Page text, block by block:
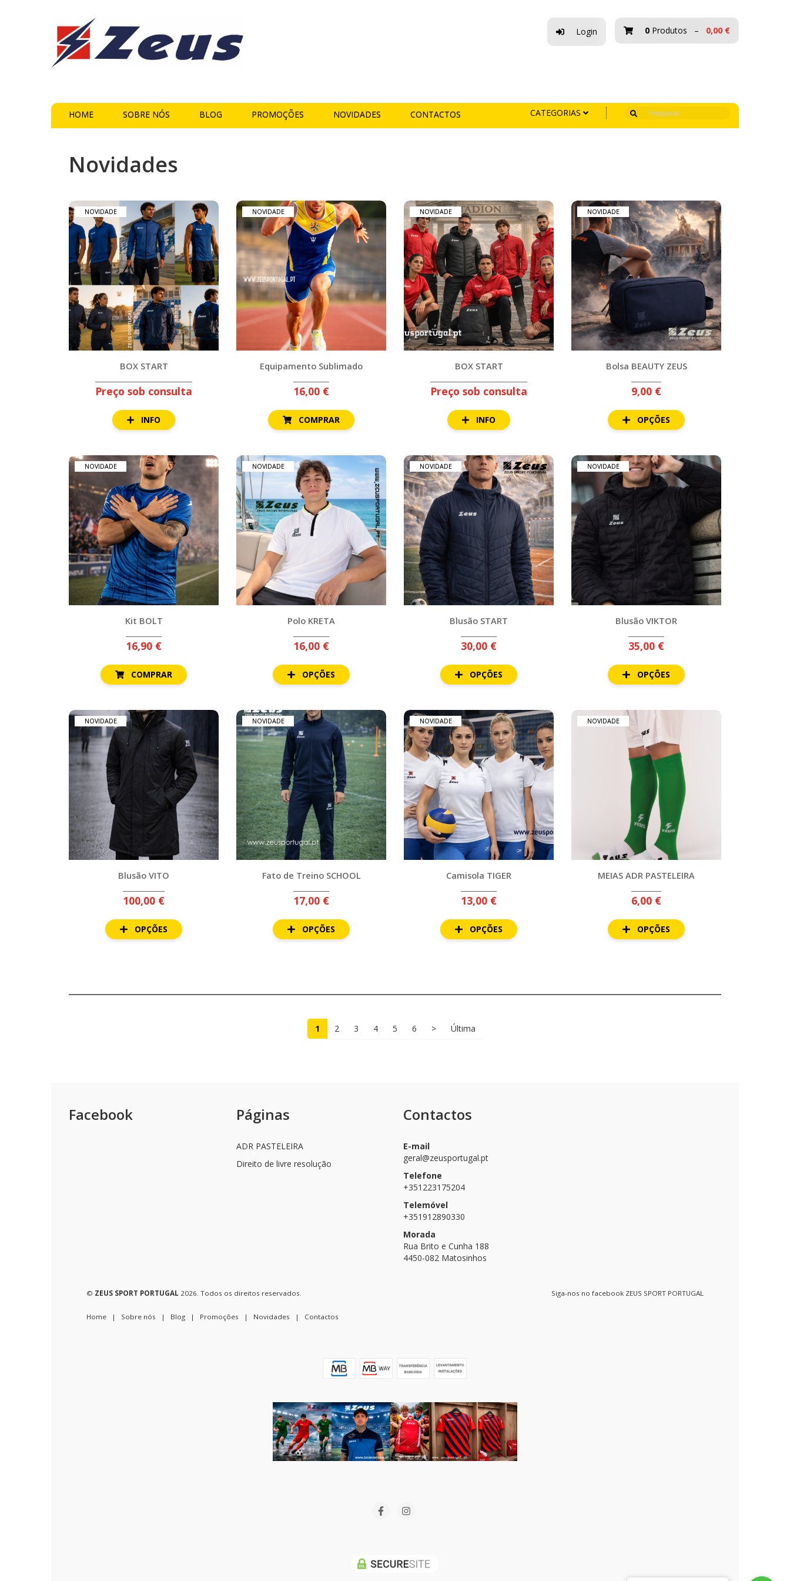
0 Produtos – 0,00 €
Login
HOME SOBRE NÓS BLOG PROMOÇÕES NOVIDADES CONTACTOS CATEGORIAS Pesquisar
Novidades
NOVIDADE
BOX START
Preço sob consulta
INFO
NOVIDADE
Equipamento Sublimado
16,00 €
COMPRAR
NOVIDADE
BOX START
Preço sob consulta
INFO
NOVIDADE
Bolsa BEAUTY ZEUS
9,00 €
OPÇÕES
NOVIDADE
Kit BOLT
16,90 €
COMPRAR
NOVIDADE
Polo KRETA
16,00 €
OPÇÕES
NOVIDADE
Blusão START
30,00 €
OPÇÕES
NOVIDADE
Blusão VIKTOR
35,00 €
OPÇÕES
NOVIDADE
Blusão VITO
100,00 €
OPÇÕES
NOVIDADE
Fato de Treino SCHOOL
17,00 €
OPÇÕES
NOVIDADE
Camisola TIGER
13,00 €
OPÇÕES
NOVIDADE
MEIAS ADR PASTELEIRA
6,00 €
OPÇÕES
1 2 3 4 5 6 > Última
Facebook Páginas
ADR PASTELEIRA
Direito de livre resolução
Contactos
E-mail
geral@zeusportugal.pt
Telefone
+351223175204
Telemóvel
+351912890330
Morada
Rua Brito e Cunha 188
4450-082 Matosinhos
© ZEUS SPORT PORTUGAL 2026. Todos os direitos reservados.
Home | Sobre nós | Blog | Promoções | Novidades | Contactos
Siga-nos no facebook ZEUS SPORT PORTUGAL